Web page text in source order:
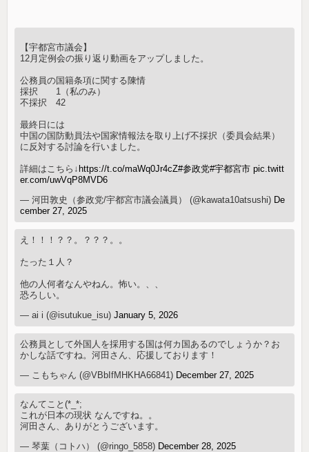
【宇都宮市議会】
12月定例会の振り返り動画をアップしました。
公務員の国籍条項に関する陳情
採択 1（私のみ）
不採択 42
最終日には
中国の国防動員法や国家情報法を取り上げ不採択（委員会結果）
に反対する討論を行いました。
詳細はこちら↓ https://t.co/maWq0Jr4cZ#参政党#宇都宮市 pic.twitt
er.com/uwVqP8MVD6
— 河田敦史（参政党/宇都宮市議会議員） (@kawata10atsushi) De
cember 27, 2025
え！！！？？。？？？。。
たった１人？
他の人何者なんやねん。怖い。、、
恐ろしい。
— ai i (@isutukue_isu)January 5, 2026
公務員として外国人を採用する国は何カ国あるのでしょうか？お
かしな話ですね。河田さん、応援しております！
— こもちゃん (@VBbIfMHKHA66841) December 27, 2025
なんてこと(*_*;
これが日本の現状 なんですね。。
河田さん、ありがとうございます。
— 琴葉（コトハ） (@ringo_5858) December 28, 2025